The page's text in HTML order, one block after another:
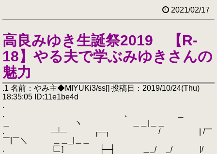
2021/02/17
高良みゆき生誕祭2019 【R-
18】やる夫で学ぶみゆきさんの
魅力
.1 名前：やみ主◆MIYUKi3/ss[] 投稿日：2019/10/24(Thu)
18:35:05 ID:11e1be4d
.
. ､ ＿
＿ ヽ ＿＿|＿＿
. ─┴─ ┌─┐ / | /￣
￣|￣＼ ＿＿_|＿＿
. 匚］ ├─┤ ＿_/ _/ |/